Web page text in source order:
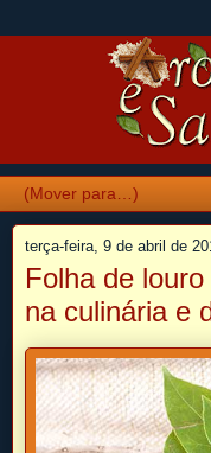
terça-feira, 9 de abril de
Folha de
na culinária e